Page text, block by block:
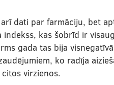
arī dati par farmāciju, bet
indekss, kas šobrīd ir
gada tas bija
ko radīja
virzienos.